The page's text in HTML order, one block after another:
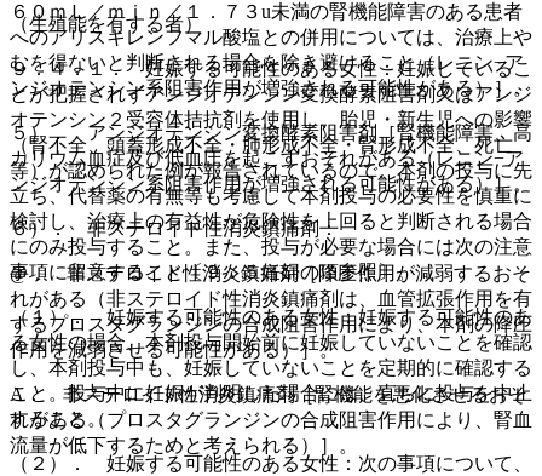
６０ｍＬ／ｍｉｎ／１．７３u未満の腎機能障害のある患者
へのアリスキレンフマル酸塩との併用については、治療上や
むを得ないと判断される場合を除き避けること（レニン−ア
ンジオテンシン系阻害作用が増強される可能性がある）］。
５）． アンジオテンシン変換酵素阻害剤［腎機能障害、高
カリウム血症及び低血圧を起こすおそれがある（レニン−ア
ンジオテンシン系阻害作用が増強される可能性がある）］。
６）． 非ステロイド性消炎鎮痛剤：
@． 非ステロイド性消炎鎮痛剤［降圧作用が減弱するおそ
れがある（非ステロイド性消炎鎮痛剤は、血管拡張作用を有
するプロスタグランジンの合成阻害作用により、本剤の降圧
作用を減弱させる可能性がある）］。
A． 非ステロイド性消炎鎮痛剤［腎機能を悪化させるおそ
れがある（プロスタグランジンの合成阻害作用により、腎血
流量が低下するためと考えられる）］。
（生殖能を有する者）
９．４．１． 妊娠する可能性のある女性：妊娠しているこ
とが把握されずアンジオテンシン変換酵素阻害剤又はアンジ
オテンシン２受容体拮抗剤を使用し、胎児・新生児への影響
（腎不全、頭蓋形成不全・肺形成不全・腎形成不全、死亡
等）が認められた例が報告されているので、本剤の投与に先
立ち、代替薬の有無等も考慮して本剤投与の必要性を慎重に
検討し、治療上の有益性が危険性を上回ると判断される場合
にのみ投与すること。また、投与が必要な場合には次の注意
事項に留意すること〔９．５妊婦の項参照〕。
（１）． 妊娠する可能性のある女性：妊娠する可能性のあ
る女性の場合、本剤投与開始前に妊娠していないことを確認
し、本剤投与中も、妊娠していないことを定期的に確認する
こと。投与中に妊娠が判明した場合には、直ちに投与を中止
すること。
（２）． 妊娠する可能性のある女性：次の事項について、